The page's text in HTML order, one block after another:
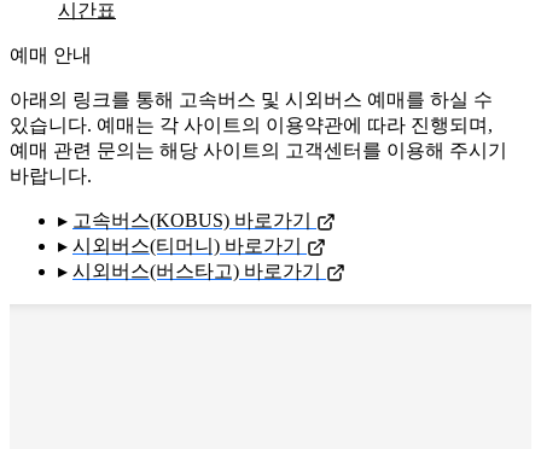
시간표
예매 안내
아래의 링크를 통해 고속버스 및 시외버스 예매를 하실 수
있습니다. 예매는 각 사이트의 이용약관에 따라 진행되며,
예매 관련 문의는 해당 사이트의 고객센터를 이용해 주시기
바랍니다.
▸ 고속버스(KOBUS) 바로가기
▸ 시외버스(티머니) 바로가기
▸ 시외버스(버스타고) 바로가기